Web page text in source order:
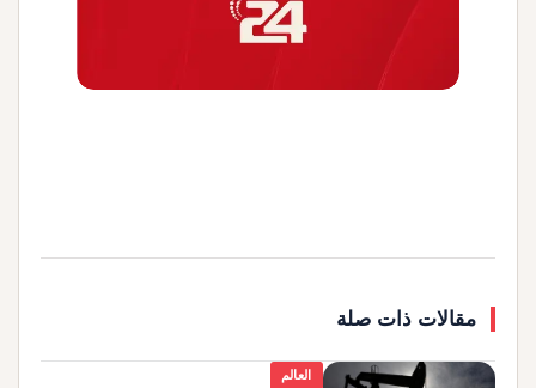
مقالات ذات صلة
العالم